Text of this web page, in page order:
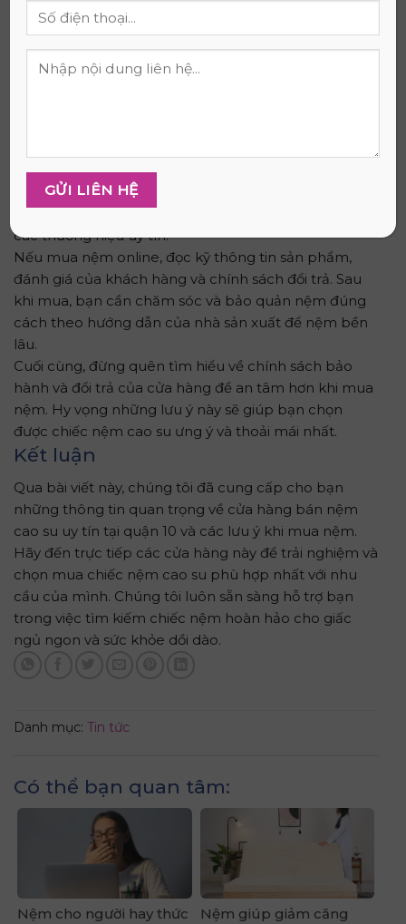
Một số lưu ý khi mua nệm cao su
kích thước, độ cứng và giá cả phù hợp. Tiếp theo,
kiểm tra kỹ chất lượng và nguồn gốc xuất xứ của
nệm, ưu tiên chọn nệm cao su thiên nhiên 100% từ
các thương hiệu uy tín.
Nếu mua nệm online, đọc kỹ thông tin sản phẩm,
đánh giá của khách hàng và chính sách đổi trả. Sau
khi mua, bạn cần chăm sóc và bảo quản nệm đúng
cách theo hướng dẫn của nhà sản xuất để nệm bền
lâu.
Cuối cùng, đừng quên tìm hiểu về chính sách bảo
hành và đổi trả của cửa hàng để an tâm hơn khi mua
nệm. Hy vọng những lưu ý này sẽ giúp bạn chọn
được chiếc nệm cao su ưng ý và thoải mái nhất.
Kết luận
Qua bài viết này, chúng tôi đã cung cấp cho bạn
những thông tin quan trọng về cửa hàng bán nệm
cao su uy tín tại quận 10 và các lưu ý khi mua nệm.
Hãy đến trực tiếp các cửa hàng này để trải nghiệm và
chọn mua chiếc nệm cao su phù hợp nhất với nhu
cầu của mình. Chúng tôi luôn sẵn sàng hỗ trợ bạn
trong việc tìm kiếm chiếc nệm hoàn hảo cho giấc
ngủ ngon và sức khỏe dồi dào.
Danh mục: Tin tức
Có thể bạn quan tâm:
Nệm cho người hay thức
Nệm giúp giảm căng